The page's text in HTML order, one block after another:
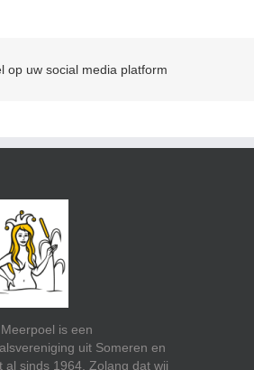
op uw social media platform
is een
uit Someren en
al sinds 1964. Zolang dat wij